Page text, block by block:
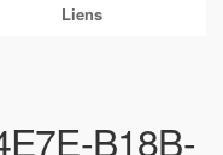
Liens
B18B-